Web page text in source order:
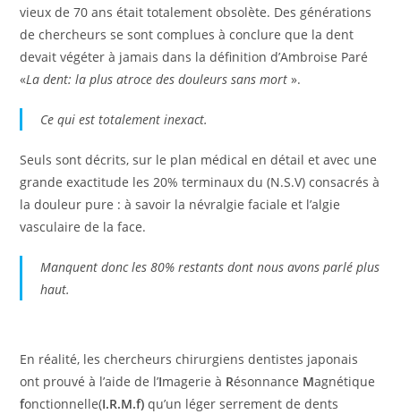
vieux de 70 ans était totalement obsolète. Des générations
de chercheurs se sont complues à conclure que la dent
devait végéter à jamais dans la définition d’Ambroise Paré
«La dent: la plus atroce des douleurs sans mort ».
Ce qui est totalement inexact.
Seuls sont décrits, sur le plan médical en détail et avec une
grande exactitude les 20% terminaux du (N.S.V) consacrés à
la douleur pure : à savoir la névralgie faciale et l’algie
vasculaire de la face.
Manquent donc les 80% restants dont nous avons parlé plus
haut.
En réalité, les chercheurs chirurgiens dentistes japonais
ont prouvé à l’aide de l’Imagerie à Résonnance Magnétique
fonctionnelle(I.R.M.f) qu’un léger serrement de dents